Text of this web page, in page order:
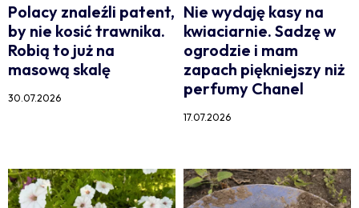
Polacy znaleźli patent,
by nie kosić trawnika.
Robią to już na
masową skalę
30.07.2026
Nie wydaję kasy na
kwiaciarnie. Sadzę w
ogrodzie i mam
zapach piękniejszy niż
perfumy Chanel
17.07.2026